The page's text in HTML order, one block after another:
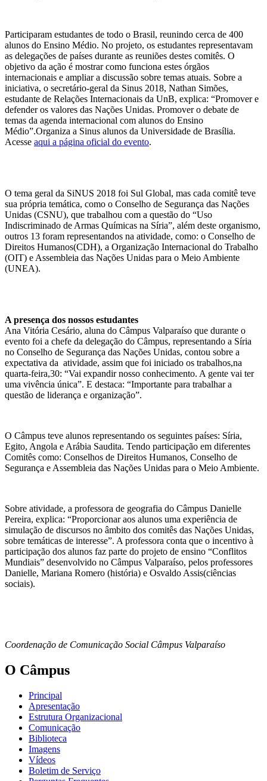
Participaram estudantes de todo o Brasil, reunindo cerca de 400
alunos do Ensino Médio. No projeto, os estudantes representavam
as delegações de países durante as reuniões destes comitês. O
objetivo da ação é mostrar como funciona estes órgãos
internacionais e ampliar a discussão sobre temas atuais. Sobre a
iniciativa, o secretário-geral da Sinus 2018, Nathan Simões,
estudante de Relações Internacionais da UnB, explica: “Promover e
defender os valores das Nações Unidas. Promover o debate de
temas da agenda internacional com alunos do Ensino
Médio”.Organiza a Sinus alunos da Universidade de Brasília.
Acesse aqui a página oficial do evento.
O tema geral da SiNUS 2018 foi Sul Global, mas cada comitê teve
sua própria temática, como o Conselho de Segurança das Nações
Unidas (CSNU), que trabalhou com a questão do “Uso
Indiscriminado de Armas Químicas na Síria”, além deste organismo,
outros 13 foram representandos na atividade, como: o Conselho de
Direitos Humanos(CDH), a Organização Internacional do Trabalho
(OIT) e Assembleia das Nações Unidas para o Meio Ambiente
(UNEA).
A presença dos nossos estudantes
Ana Vitória Cesário, aluna do Câmpus Valparaíso que durante o
evento foi a chefe da delegação do Câmpus, representando a Síria
no Conselho de Segurança das Nações Unidas, contou sobre a
expectativa da atividade, assim que foi iniciado os trabalhos,na
quarta-feira,30: “Vai expandir nosso conhecimento. A gente vai ter
uma vivência única”. E destaca: “Importante para trabalhar a
questão de liderança e organização”.
O Câmpus teve alunos representando os seguintes países: Síria,
Egito, Angola e Arábia Saudita. Tendo participação em diferentes
Comitês como: Conselhos de Direitos Humanos, Conselho de
Segurança e Assembleia das Nações Unidas para o Meio Ambiente.
Sobre atividade, a professora de geografia do Câmpus Danielle
Pereira, explica: “Proporcionar aos alunos uma experiência de
simulação de discursos no âmbito dos comitês das Nações Unidas,
sobre temáticas de interesse”. A professora conta que o incentivo à
participação dos alunos faz parte do projeto de ensino “Conflitos
Mundiais” desenvolvido no Câmpus Valparaíso, pelos professores
Danielle, Mariana Romero (história) e Osvaldo Assis(ciências
sociais).
Coordenação de Comunicação Social Câmpus Valparaíso
O Câmpus
Principal
Apresentação
Estrutura Organizacional
Comunicação
Biblioteca
Imagens
Vídeos
Boletim de Serviço